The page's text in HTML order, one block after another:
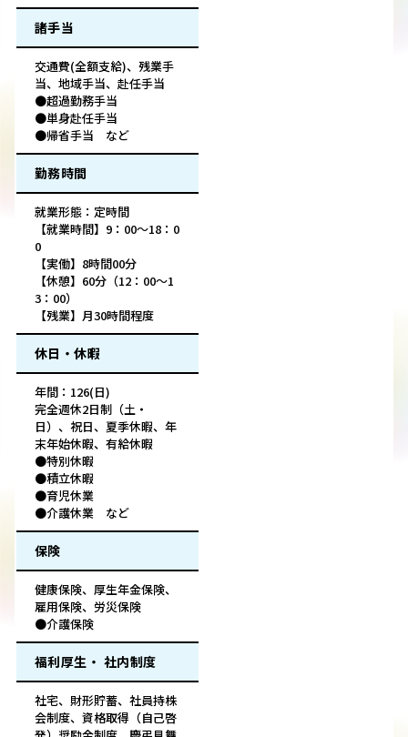
諸手当
交通費(全額支給)、残業手
当、地域手当、赴任手当
●超過勤務手当
●単身赴任手当
●帰省手当 など
勤務時間
就業形態：定時間
【就業時間】9：00～18：0
0
【実働】8時間00分
【休憩】60分（12：00～1
3：00）
【残業】月30時間程度
休日・休暇
年間：126(日)
完全週休2日制（土・
日）、祝日、夏季休暇、年
末年始休暇、有給休暇
●特別休暇
●積立休暇
●育児休業
●介護休業 など
保険
健康保険、厚生年金保険、
雇用保険、労災保険
●介護保険
福利厚生・ 社内制度
社宅、財形貯蓄、社員持株
会制度、資格取得（自己啓